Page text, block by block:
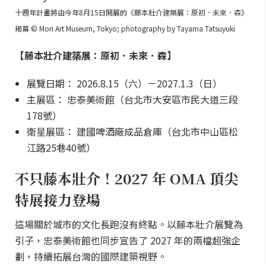
十週年計畫將由今年8月15日開展的《藤本壯介建築展：原初．未來．森》
揭幕 © Mori Art Museum, Tokyo; photography by Tayama Tatsuyuki
【藤本壯介建築展：原初．未來．森】
展覽日期： 2026.8.15（六）－2027.1.3（日）
主展區： 忠泰美術館（台北市大安區市民大道三段
178號）
衛星展區： 建國啤酒廠成品倉庫（台北市中山區松
江路25巷40號）
不只藤本壯介！2027 年 OMA 頂尖
特展接力登場
這場關於城市的文化長跑沒有終點。以藤本壯介展覽為
引子，忠泰美術館也同步宣告了 2027 年的兩檔超強企
劃，持續拓展台灣的國際建築視野。